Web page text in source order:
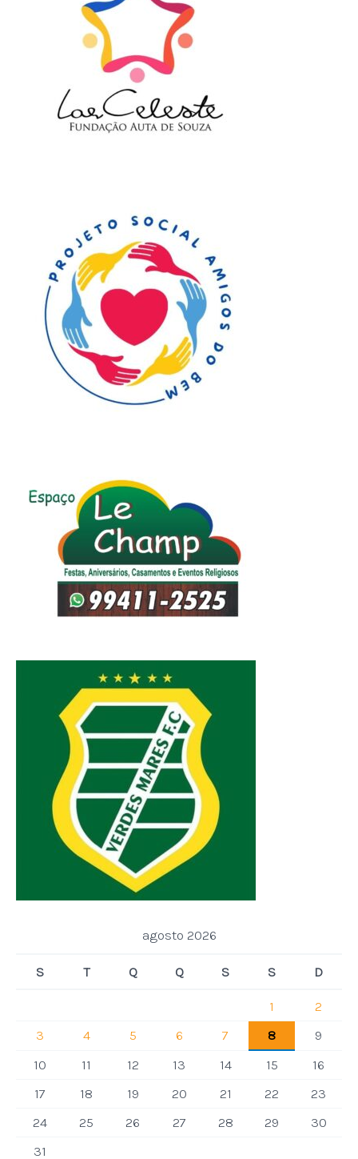
agosto 2026
S T Q Q S S D
1
2
3
4 5 6 7 8
9
10
11 12 13 14 15
16
17
18 19 20 21 22
23
24
25 26 27 28 29
30
31